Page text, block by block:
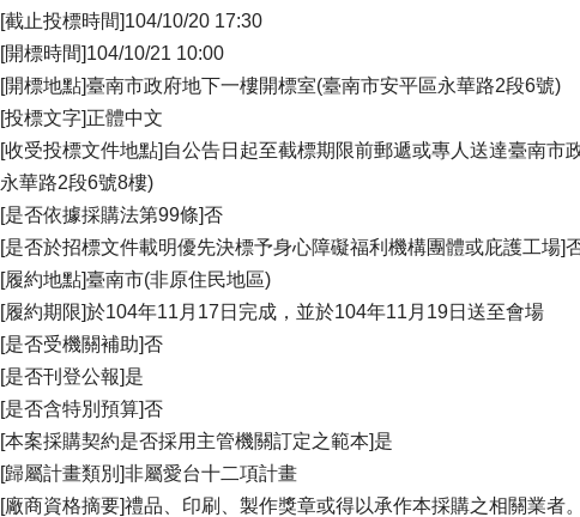
[截止投標時間]104/10/20 17:30
[開標時間]104/10/21 10:00
[開標地點]臺南市政府地下一樓開標室(臺南市安平區永華路2段6號)
[投標文字]正體中文
[收受投標文件地點]自公告日起至截標期限前郵遞或專人送達臺南市
永華路2段6號8樓)
[是否依據採購法第99條]否
[是否於招標文件載明優先決標予身心障礙福利機構團體或庇護工場]
[履約地點]臺南市(非原住民地區)
[履約期限]於104年11月17日完成，並於104年11月19日送至會場
[是否受機關補助]否
[是否刊登公報]是
[是否含特別預算]否
[本案採購契約是否採用主管機關訂定之範本]是
[歸屬計畫類別]非屬愛台十二項計畫
[廠商資格摘要]禮品、印刷、製作獎章或得以承作本採購之相關業者